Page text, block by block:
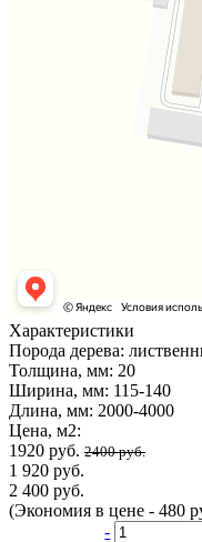
Характеристики
Порода дерева:
Толщина, мм: 20
Ширина, мм: 115-140
Длина, мм: 2000-4000
Цена, м2:
1920 руб. 2400 руб.
1 920 руб.
2 400 руб.
(Экономия в цене - 480
-